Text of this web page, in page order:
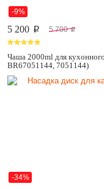
-9%
5 200 p 5 700 p
Чаша 2000ml для
BR67051144, 7051144)
-34%